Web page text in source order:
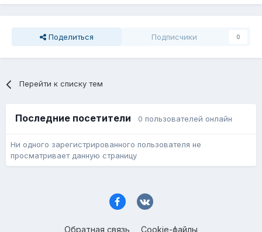
Поделиться Подписчики 0
Перейти к списку тем
Последние посетители 0 пользователей онлайн
Ни одного зарегистрированного пользователя не
просматривает данную страницу
Обратная связь Cookie-файлы